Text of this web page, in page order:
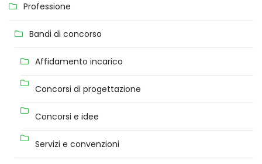
Professione
Bandi di concorso
Affidamento incarico
Concorsi di progettazione
Concorsi e idee
Servizi e convenzioni